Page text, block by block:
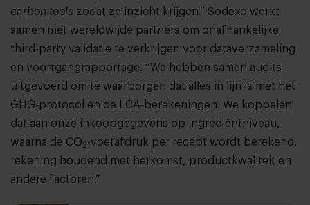
carbon tools zodat ze inzicht krijgen.” Sodexo werkt
samen met wereldwijde partners om onafhankelijke
third-party validatie te verkrijgen voor dataverzameling
en voortgangrapportage. “We hebben samen audits
uitgevoerd om te waarborgen dat alles in lijn is met het
GHG-protocol en de LCA-berekeningen. We koppelen
dat aan onze inkoopgegevens op ingrediëntniveau,
waarna de CO2-voetafdruk per recept wordt berekend,
rekening houdend met herkomst, productkwaliteit en
andere factoren.”